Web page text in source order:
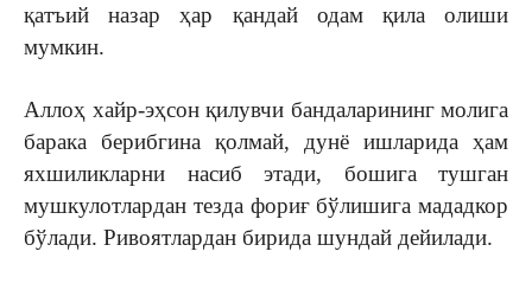
қатъий назар ҳар қандай одам қила олиши
мумкин.
Аллоҳ хайр-эҳсон қилувчи бандаларининг молига
барака берибгина қолмай, дунё ишларида ҳам
яхшиликларни насиб этади, бошига тушган
мушкулотлардан тезда фориғ бўлишига мададкор
бўлади. Ривоятлардан бирида шундай дейилади.